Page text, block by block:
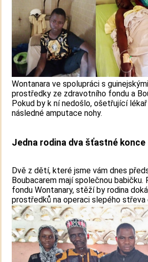
Wontanara ve spolupráci s
prostředky ze zdravotního fondu a
Pokud by k ní nedošlo, ošetřující
následné amputace nohy.
Jedna rodina dva šťastné konce
Dvě z dětí, které jsme vám dnes
Boubacarem mají společnou
fondu Wontanary, stěží by rodina
prostředků na operaci slepého